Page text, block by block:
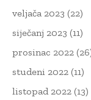
veljača 2023 (22)
siječanj 2023 (11)
prosinac 2022
studeni 2022 (11)
listopad 2022 (13)